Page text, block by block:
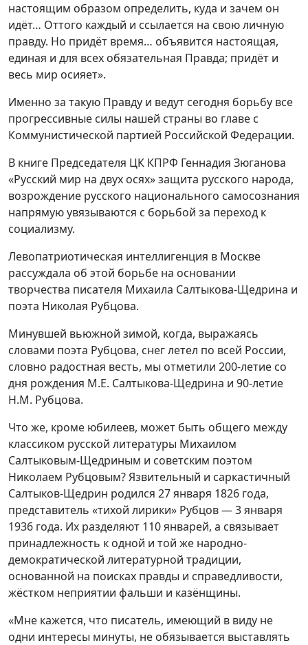
настоящим образом определить, куда и зачем он
идёт… Оттого каждый и ссылается на свою личную
правду. Но придёт время… объявится настоящая,
единая и для всех обязательная Правда; придёт и
весь мир осияет».
Именно за такую Правду и ведут сегодня борьбу все
прогрессивные силы нашей страны во главе с
Коммунистической партией Российской Федерации.
В книге Председателя ЦК КПРФ Геннадия Зюганова
«Русский мир на двух осях» защита русского народа,
возрождение русского национального самосознания
напрямую увязываются с борьбой за переход к
социализму.
Левопатриотическая интеллигенция в Москве
рассуждала об этой борьбе на основании
творчества писателя Михаила Салтыкова-Щедрина и
поэта Николая Рубцова.
Минувшей вьюжной зимой, когда, выражаясь
словами поэта Рубцова, снег летел по всей России,
словно радостная весть, мы отметили 200-летие со
дня рождения М.Е. Салтыкова-Щедрина и 90-летие
Н.М. Рубцова.
Что же, кроме юбилеев, может быть общего между
классиком русской литературы Михаилом
Салтыковым-Щедриным и советским поэтом
Николаем Рубцовым? Язвительный и саркастичный
Салтыков-Щедрин родился 27 января 1826 года,
представитель «тихой лирики» Рубцов — 3 января
1936 года. Их разделяют 110 январей, а связывает
принадлежность к одной и той же народно-
демократической литературной традиции,
основанной на поисках правды и справедливости,
жёстком неприятии фальши и казёнщины.
«Мне кажется, что писатель, имеющий в виду не
одни интересы минуты, не обязывается выставлять